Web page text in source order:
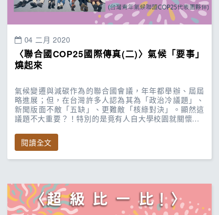
04 二月 2020
〈聯合國COP25國際傳真(二)〉氣候「要事」
燒起來
氣候變遷與減碳作為的聯合國會議，年年都舉辦、屆屆
略進展；但，在台灣許多人認為其為「政治冷議題」、
新聞版面不敵「五缺」、更難敵「核綠對決」。顯然這
議題不大重要？！特別的是竟有人自大學校園就關懷...
閱讀全文